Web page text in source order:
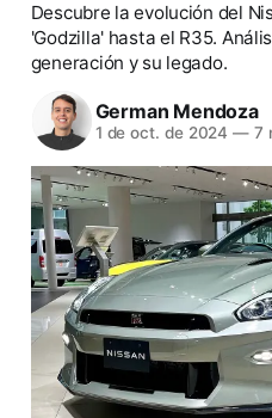
Descubre la evolución del
'Godzilla' hasta el R35.
generación y su legado.
German Mendoza
1 de oct. de 2024 — 7